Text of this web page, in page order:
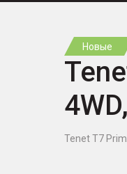
Новые
Tenet T7